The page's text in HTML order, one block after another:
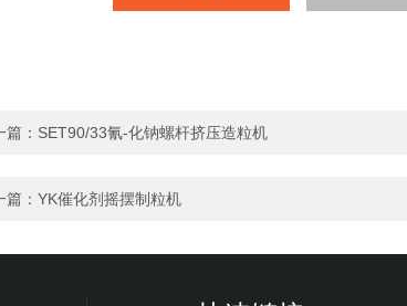
篇： SET90/33氰-化钠螺杆挤压造粒机
篇： YK催化剂摇摆制粒机